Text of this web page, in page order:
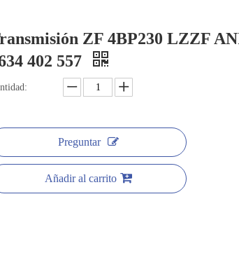
ZF 4BP230 LZZF
402 557
Preguntar
Añadir al carrito